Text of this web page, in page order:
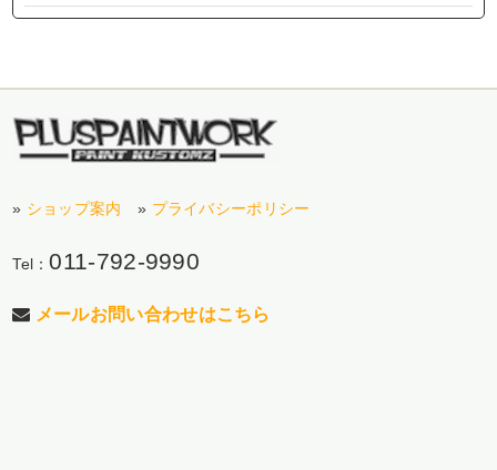
» ショップ案内 » プライバシーポリシー
Tel：011-792-9990
メールお問い合わせはこちら